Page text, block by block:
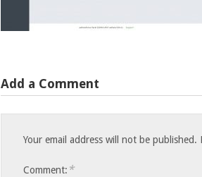
Add a Comment
Your email address will not be published.
Comment: *